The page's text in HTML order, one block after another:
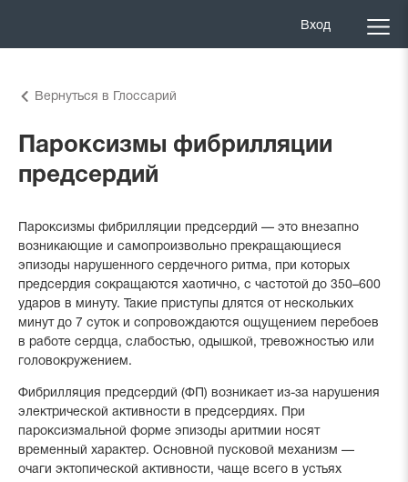
Вход
Вернуться в Глоссарий
Пароксизмы фибрилляции
предсердий
Пароксизмы фибрилляции предсердий — это внезапно
возникающие и самопроизвольно прекращающиеся
эпизоды нарушенного сердечного ритма, при которых
предсердия сокращаются хаотично, с частотой до 350–600
ударов в минуту. Такие приступы длятся от нескольких
минут до 7 суток и сопровождаются ощущением перебоев
в работе сердца, слабостью, одышкой, тревожностью или
головокружением.
Фибрилляция предсердий (ФП) возникает из-за нарушения
электрической активности в предсердиях. При
пароксизмальной форме эпизоды аритмии носят
временный характер. Основной пусковой механизм —
очаги эктопической активности, чаще всего в устьях